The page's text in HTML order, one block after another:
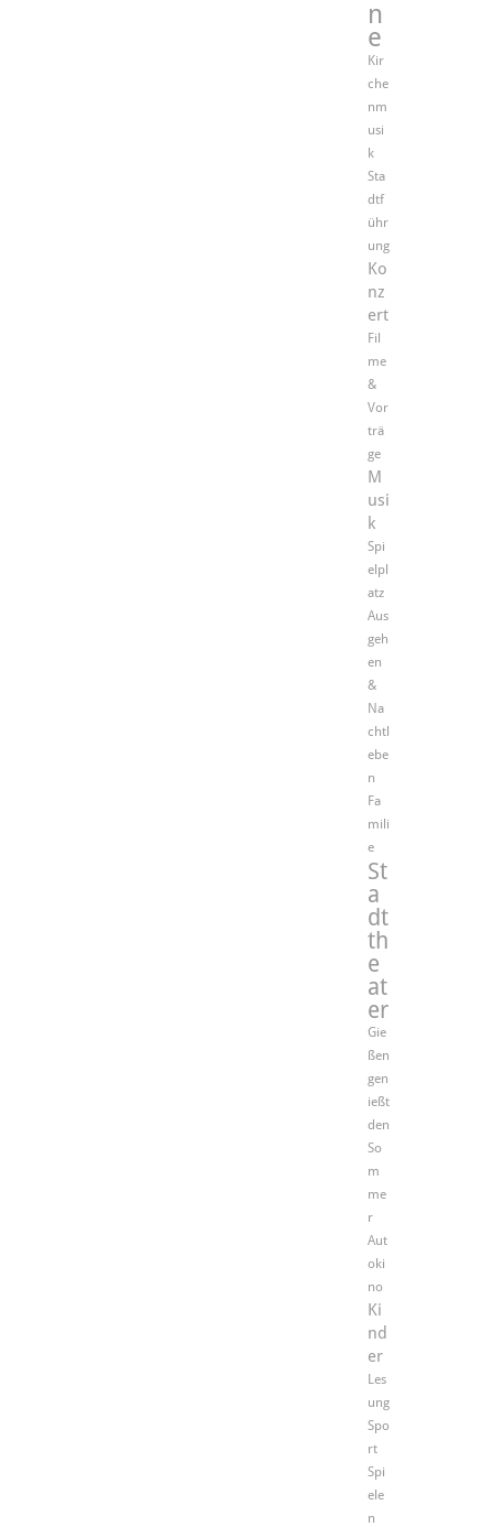
n
e
Kir
che
nm
usi
k
Sta
dtf
ühr
ung
Ko
nz
ert
Fil
me
&
Vor
trä
ge
M
usi
k
Spi
elpl
atz
Aus
geh
en
&
Na
chtl
ebe
n
Fa
mili
e
St
a
dt
th
e
at
er
Gie
ßen
gen
ießt
den
So
m
me
r
Aut
oki
no
Ki
nd
er
Les
ung
Spo
rt
Spi
ele
n